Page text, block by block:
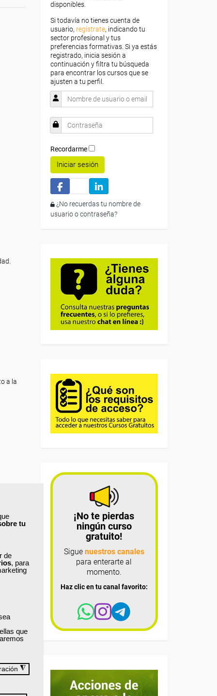
tu
de
, para
que
◮
a la
disponibles.
Si todavía no tienes cuenta de
usuario, regístrate, indicando tu
sector profesional y tus
preferencias formativas. Si ya estás
registrado, inicia sesión a
continuación y filtra tu búsqueda
para encontrar los cursos que se
ajusten a tu perfil.
Recordarme
Iniciar sesión
¿No recuerdas tu nombre de
usuario o contraseña?
¡No te pierdas
ningún curso
gratuito!
Sigue nuestros canales
para enterarte al
momento.
Haz clic en tu canal favorito: